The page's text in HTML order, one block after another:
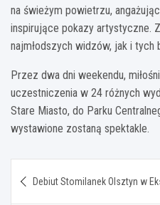
na świeżym powietrzu,
inspirujące pokazy artystyczne.
najmłodszych widzów, jak i tych
Przez dwa dni weekendu,
uczestniczenia w 24 różnych
Stare Miasto, do Parku
wystawione zostaną spektakle.
wpisu
Debiut Stomilanek Olsztyn w